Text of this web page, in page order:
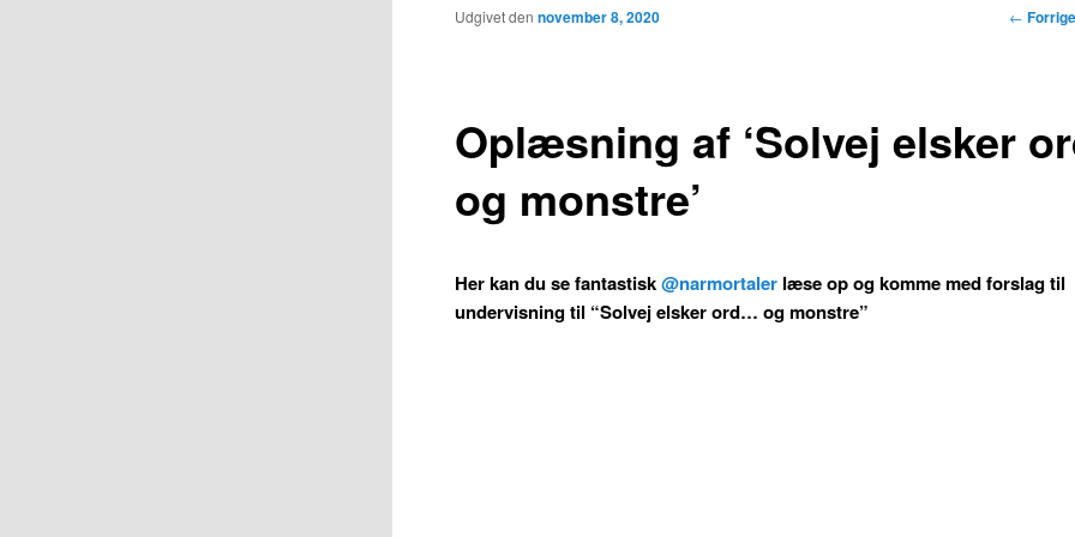
← Forrige
Oplæsning af ‘Solvej elsker
og monstre’
Udgivet dennovember 8, 2020
Her kan du se fantastisk@narmortaler læse op og komme med forslag til
undervisning til “Solvej elsker ord… og monstre”